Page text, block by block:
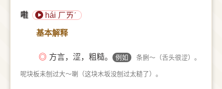
嚡 hái ㄏㄞˊ
基本解释
◎ 方言，涩，粗糙。 例如 条脷～（舌头很涩）。
呢块板未刨过大～喇（这块木坂没刨过太糙了）。